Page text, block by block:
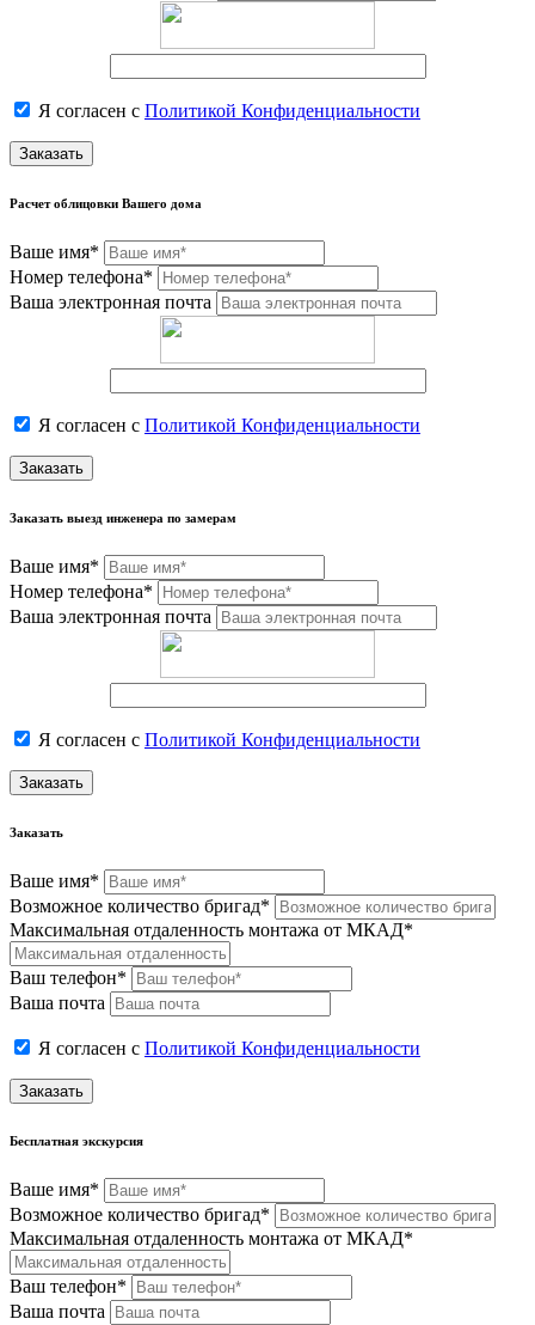
Я согласен с Политикой Конфиденциальности
Заказать
Расчет облицовки Вашего дома
Ваше имя*
Номер телефона*
Ваша электронная почта
Я согласен с Политикой Конфиденциальности
Заказать
Заказать выезд инженера по замерам
Ваше имя*
Номер телефона*
Ваша электронная почта
Я согласен с Политикой Конфиденциальности
Заказать
Заказать
Ваше имя*
Возможное количество бригад*
Максимальная отдаленность монтажа от МКАД*
Ваш телефон*
Ваша почта
Я согласен с Политикой Конфиденциальности
Заказать
Бесплатная экскурсия
Ваше имя*
Возможное количество бригад*
Максимальная отдаленность монтажа от МКАД*
Ваш телефон*
Ваша почта